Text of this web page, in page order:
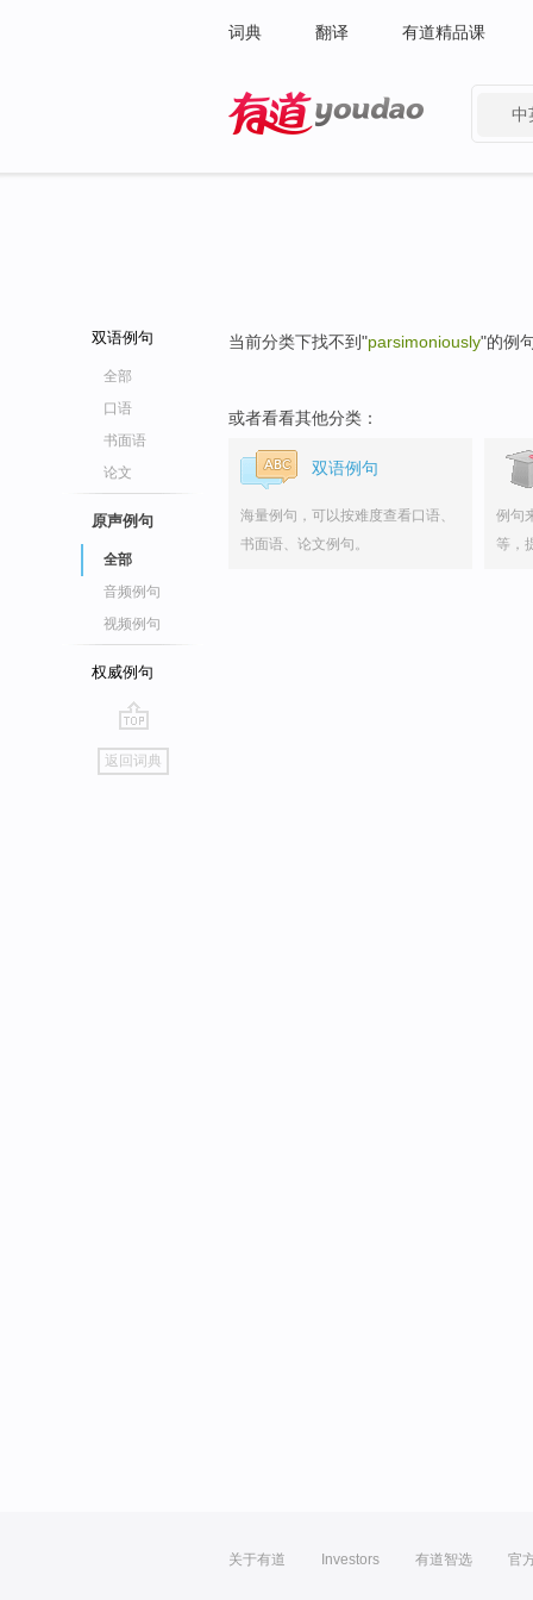
词典 翻译 有道精品课
中
双语例句
全部
口语
书面语
论文
原声例句
全部
音频例句
视频例句
权威例句
go
top
返回词典
当前分类下找不到"parsimoniously"的例句
或者看看其他分类：
双语例句
海量例句，可以按难度查看口语、
书面语、论文例句。
例句
等，
关于有道 Investors 有道智选 官